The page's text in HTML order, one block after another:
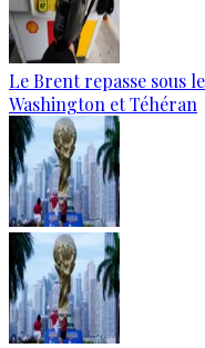
Le Brent repasse sous
Washington et Téhéran